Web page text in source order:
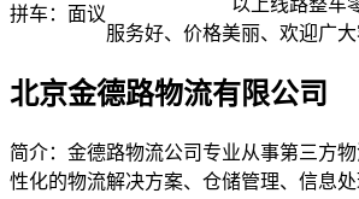
拼车： 面议
北京金德路物流有限公司
简介：金德路物流公司专业从事第三方
性化的物流解决方案、仓储管理、信息
以上线路整车
服务好、价格美丽、欢迎广大